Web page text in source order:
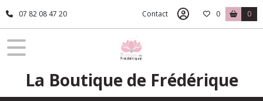
07 82 08 47 20 Contact 0 0
La Boutique de Frédérique